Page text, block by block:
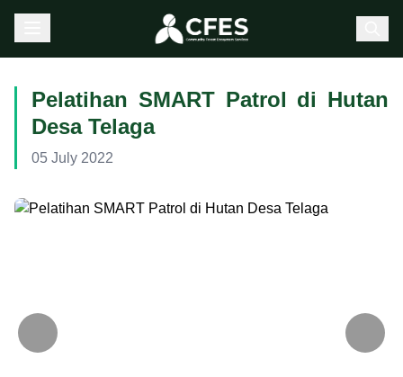
Pelatihan SMART Patrol di Hutan
Desa Telaga
05 July 2022